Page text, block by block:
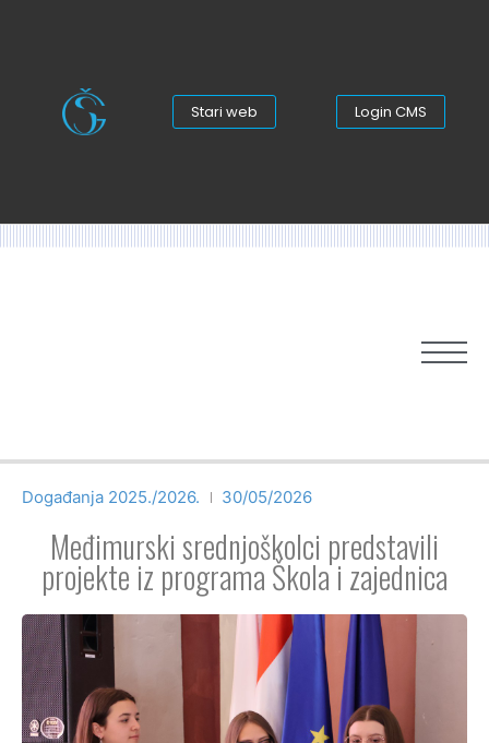
Stari web Login CMS
Događanja 2025./2026. 30/05/2026
Međimurski srednjoškolci predstavili
projekte iz programa Škola i zajednica